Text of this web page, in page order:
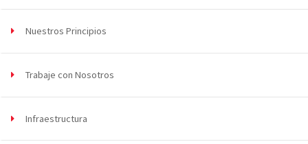
Nuestros Principios
Trabaje con Nosotros
Infraestructura